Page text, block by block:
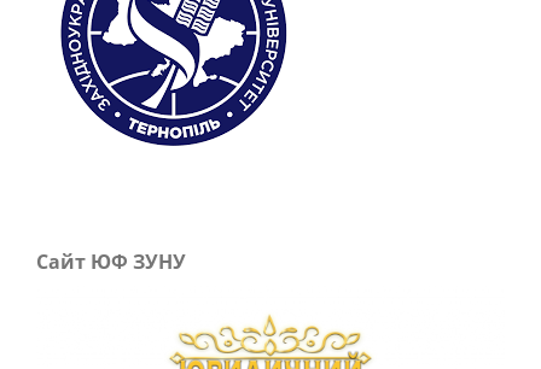
Сайт ЮФ ЗУНУ